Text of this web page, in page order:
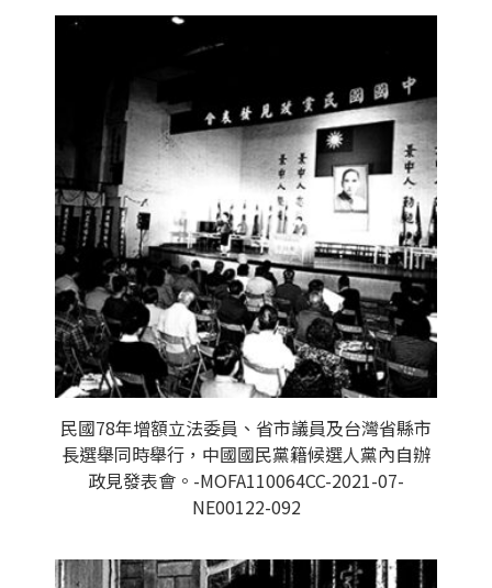
民國78年增額立法委員、省市議員及台灣省縣市
長選舉同時舉行，中國國民黨籍候選人黨內自辦
政見發表會。-MOFA110064CC-2021-07-
NE00122-092